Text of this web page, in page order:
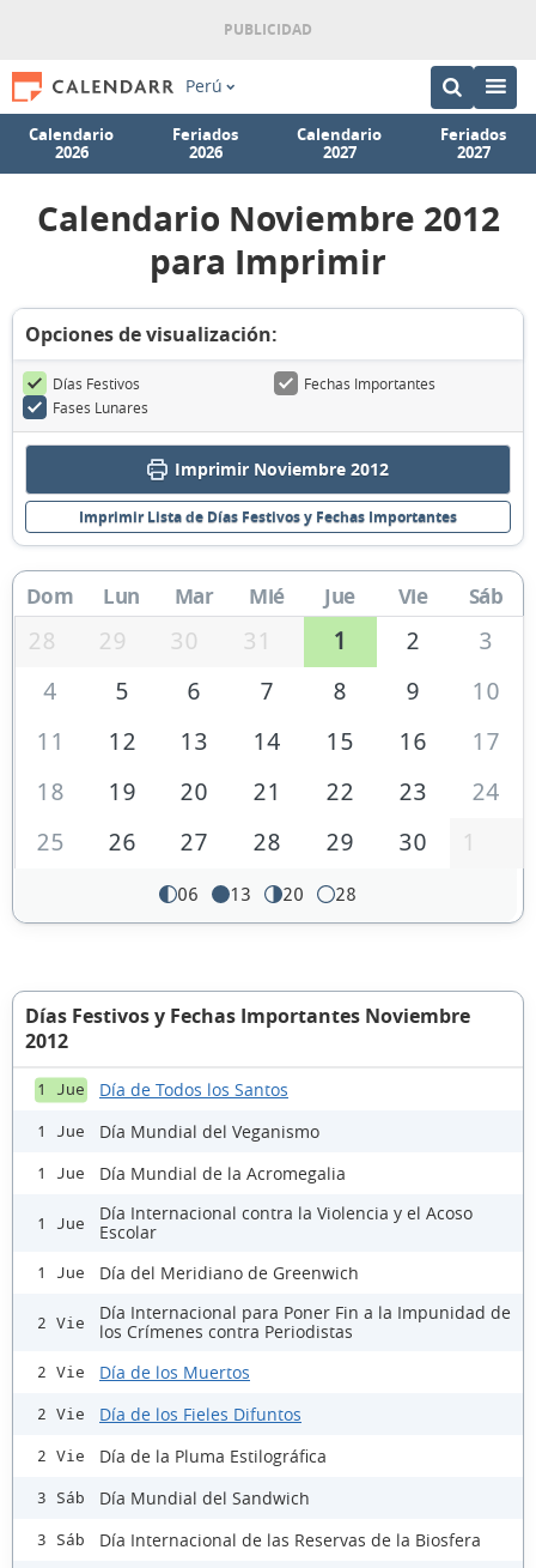
Perú
Calendario
2026
Feriados
2026
Calendario
2027
Feriados
2027
Calendario Noviembre 2012
para Imprimir
Opciones de visualización:
Días Festivos
Fechas Importantes
Fases Lunares
Imprimir Noviembre 2012
Imprimir Lista de Días Festivos y Fechas Importantes
Dom Lun Mar Mié Jue Vie Sáb
28 29 30 31 1 2
3
4
5 6 7 8 9
10
11
12 13 14 15 16
17
18
19 20 21 22 23
24
25
26 27 28 29 30 1
06 13 20 28
Días Festivos y Fechas Importantes Noviembre
2012
1 Jue Día de Todos los Santos
1 Jue Día Mundial del Veganismo
1 Jue Día Mundial de la Acromegalia
1 Jue
Día Internacional contra la Violencia y el Acoso
Escolar
1 Jue Día del Meridiano de Greenwich
2 Vie
Día Internacional para Poner Fin a la Impunidad de
los Crímenes contra Periodistas
2 Vie Día de los Muertos
2 Vie Día de los Fieles Difuntos
2 Vie Día de la Pluma Estilográfica
3 Sáb Día Mundial del Sandwich
3 Sáb Día Internacional de las Reservas de la Biosfera